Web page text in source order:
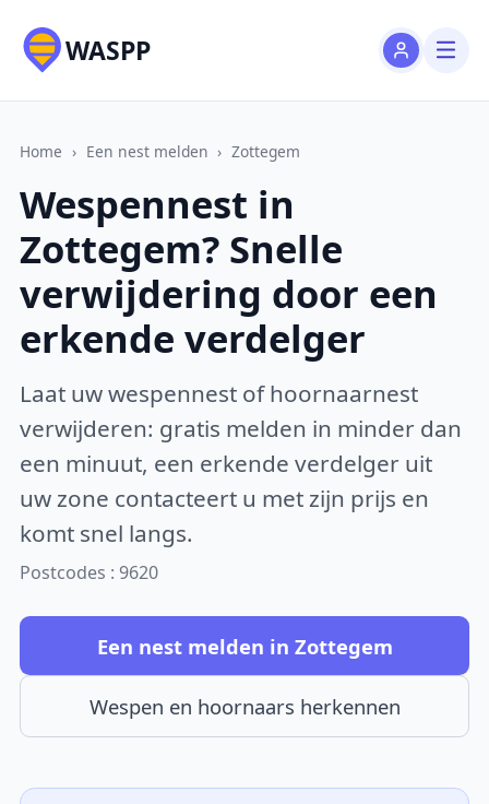
WASPP
Home › Een nest melden › Zottegem
Wespennest in
Zottegem? Snelle
verwijdering door een
erkende verdelger
Laat uw wespennest of hoornaarnest
verwijderen: gratis melden in minder dan
een minuut, een erkende verdelger uit
uw zone contacteert u met zijn prijs en
komt snel langs.
Postcodes : 9620
Een nest melden in Zottegem
Wespen en hoornaars herkennen